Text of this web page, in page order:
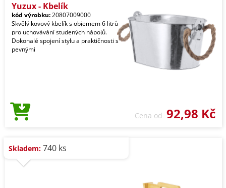
Yuzux - Kbelík
kód výrobku:20807009000
Skvělý kovový kbelík s objemem 6 litrů
pro uchovávání studených nápojů.
Dokonalé spojení stylu a praktičnosti s
pevnými
Cena od 92,98 Kč
Skladem: 740 ks